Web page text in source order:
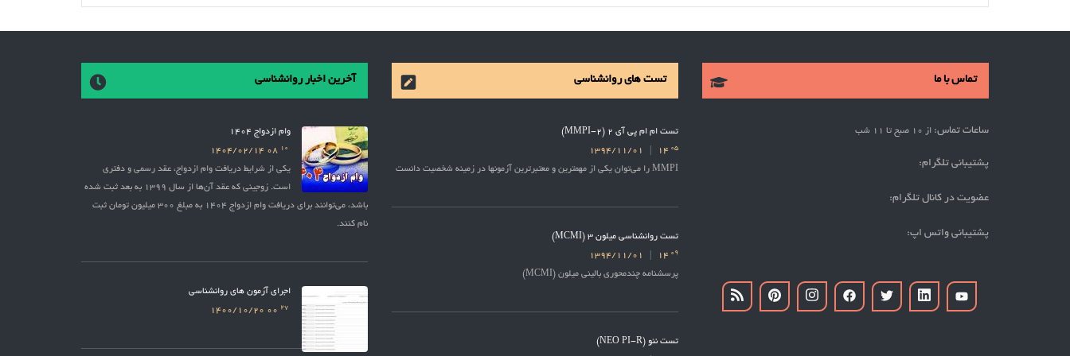
تماس با ما
ساعات تماس: از 10 صبح تا 11 شب
پشتیبانی تلگرام:
عضویت در کانال تلگرام:
پشتیبانی واتس اپ:
تست های روانشناسی
تست ام ام پی آی 2 (MMPI-2)
05
14
1394/11/01
MMPI را می‌توان یکی از مهمترین و معتبرترین آزمونها در زمینه شخصیت دانست
تست روانشناسی میلون 3 (MCMI)
09
14
1394/11/01
پرسشنامه چندمحوری بالینی میلون (MCMI)
تست نئو (NEO PI-R)
آخرین اخبار روانشناسی
وام ازدواج 1404
10
1404/02/14
یکی از شرایط دریافت وام ازدواج، عقد رسمی و دفتری
است. زوجینی که عقد آن‌ها از سال 1399 به بعد ثبت شده
باشد، می‌توانند برای دریافت وام ازدواج 1404 به مبلغ 300 میلیون تومان ثبت
نام کنند.
اجرای آزمون های روانشناسی
27
1400/10/20